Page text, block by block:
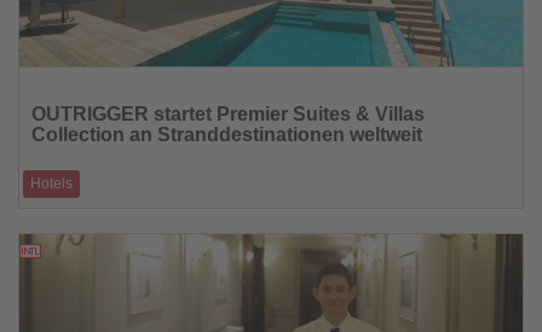
die
Nachrichten
OUTRIGGER startet Premier Suites & Villas
Collection an Stranddestinationen weltweit
Hotels
Privatsphäre und wohnähnlich
08.04.2026